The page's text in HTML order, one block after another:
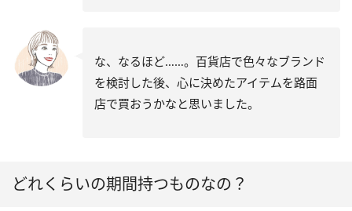
な、なるほど……。百貨店で色々なブランド
を検討した後、心に決めたアイテムを路面
店で買おうかなと思いました。
どれくらいの期間持つものなの？